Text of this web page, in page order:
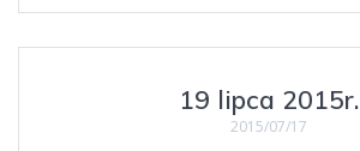
19 lipca 2015r.
2015/07/17